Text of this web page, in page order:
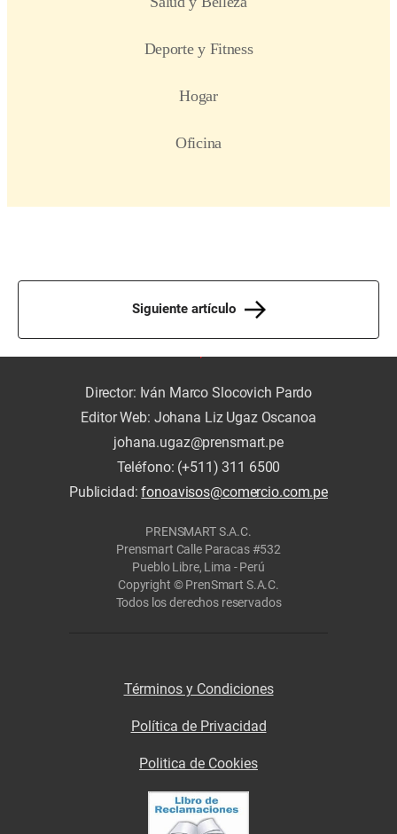
Siguiente artículo
Director: Iván Marco Slocovich Pardo
Editor Web: Johana Liz Ugaz Oscanoa
johana.ugaz@prensmart.pe
Teléfono: (+511) 311 6500
Publicidad:fonoavisos@comercio.com.pe
PRENSMART S.A.C.
Prensmart Calle Paracas #532
Pueblo Libre, Lima - Perú
Copyright © PrenSmart S.A.C.
Todos los derechos reservados
Términos y Condiciones
Política de Privacidad
Politica de Cookies